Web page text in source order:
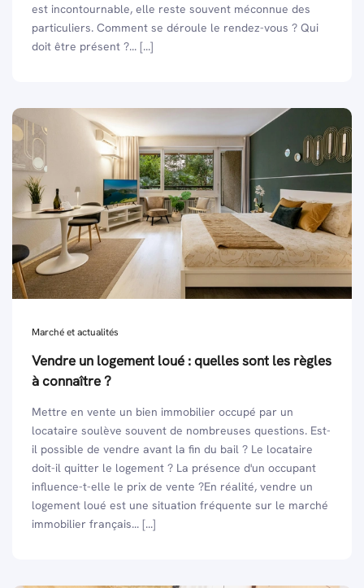
est incontournable, elle reste souvent méconnue des
particuliers. Comment se déroule le rendez-vous ? Qui
doit être présent ?... [...]
Marché et actualités
Vendre un logement loué : quelles sont les règles
à connaître ?
Mettre en vente un bien immobilier occupé par un
locataire soulève souvent de nombreuses questions. Est-
il possible de vendre avant la fin du bail ? Le locataire
doit-il quitter le logement ? La présence d'un occupant
influence-t-elle le prix de vente ?En réalité, vendre un
logement loué est une situation fréquente sur le marché
immobilier français... [...]